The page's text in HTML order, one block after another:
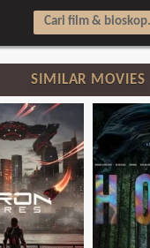
SIMILAR MOVIES